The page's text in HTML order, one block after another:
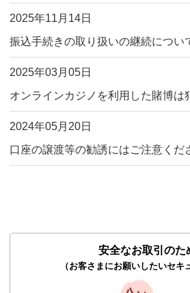
2025年11月14日
振込手続きの取り扱いの継続につい
2025年03月05日
オンラインカジノを利用した賭博は
2024年05月20日
口座の譲渡等の勧誘にはご注意くだ
安全なお取引のた
（お客さまにお願いしたいセキ